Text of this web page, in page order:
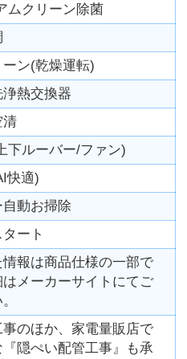
ムクリーン除菌
ーン(乾燥運転)
浄熱交換器
清
下ルーバー/ファン)
快適)
自動お掃除
ート
報は商品仕様の一部で
メーカーサイトにてご
のほか、家電量販店で
隠ぺい配管工事』も承